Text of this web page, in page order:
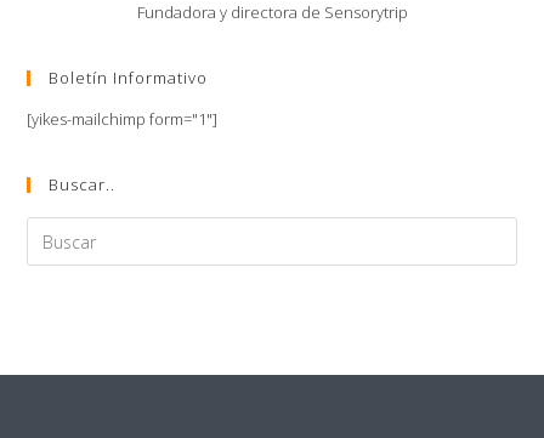
Fundadora y directora de Sensorytrip
Boletín Informativo
[yikes-mailchimp form="1"]
Buscar..